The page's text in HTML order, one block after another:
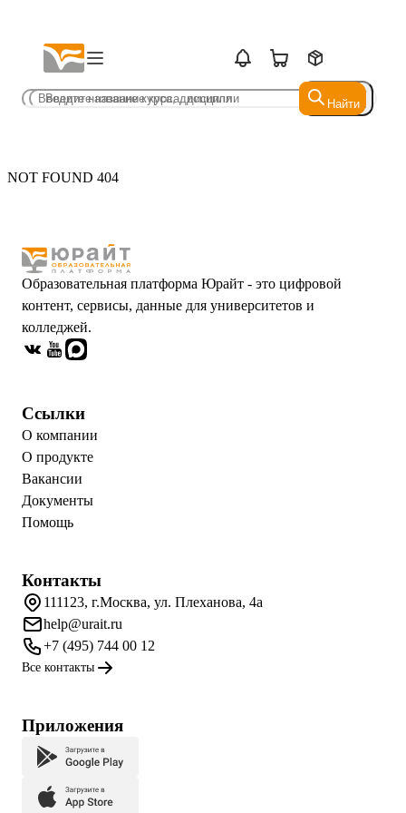
Найти
Найти
NOT FOUND 404
Образовательная платформа Юрайт - это цифровой
контент, сервисы, данные для университетов и
колледжей.
Ссылки
О компании
О продукте
Вакансии
Документы
Помощь
Контакты
111123, г.Москва, ул. Плеханова, 4а
help@urait.ru
+7 (495) 744 00 12
Все контакты
Приложения